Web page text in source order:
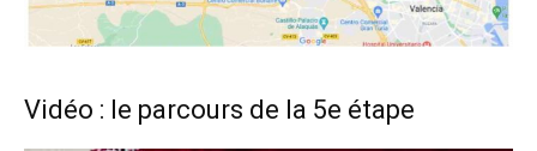
Vidéo : le parcours de la 5e étape